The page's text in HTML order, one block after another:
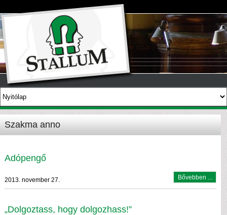
Szakma anno
Adópengő
2013. november 27. Bővebben ...
„Dolgoztass, hogy dolgozhass!”